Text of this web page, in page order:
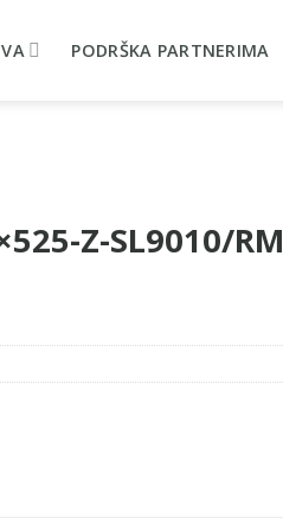
PODRŠKA PARTNERIMA
Z-SL9010/RM